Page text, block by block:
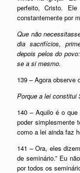
perfeito, Cristo.
constantemente por
Que não
dia sacrifícios,
depois pelos do
se a si mesmo.
139 – Agora observe
Porque a lei
140 – Aquilo é o
poder simplesmente
como a lei ainda faz
141 – Ora, eles
de seminário.” Eu
por todos os